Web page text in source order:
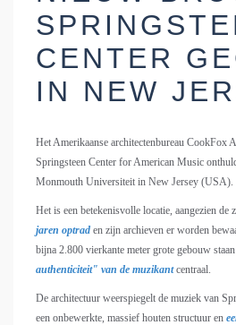
CENTER
IN NEW
Het Amerikaanse architectenbureau CookFox
Springsteen Center for American Music
Monmouth Universiteit in New Jersey (USA).
Het is een betekenisvolle locatie, aangezien de
jaren optrad en zijn archieven er worden
bijna 2.800 vierkante meter grote gebouw staan
authenticiteit" van de muzikantcentraal.
De architectuur weerspiegelt de muziek van
een onbewerkte, massief houten structuur en